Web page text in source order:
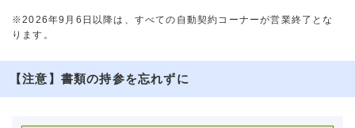
※2026年9月6日以降は、すべての自動契約コーナーが営業終了とな
ります。
【注意】書類の持参を忘れずに